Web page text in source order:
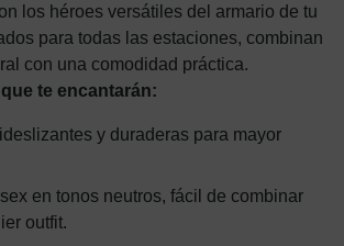
los héroes versátiles del armario de tu
para todas las estaciones, combinan
con una comodidad práctica.
te encantarán:
y duraderas para mayor
en tonos neutros, fácil de combinar
outfit.